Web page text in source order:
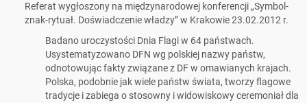
Referat wygłoszony na międzynarodowej konferencji „Symbol-
znak-rytuał. Doświadczenie władzy” w Krakowie 23.02.2012 r.
Badano uroczystości Dnia Flagi w 64 państwach.
Usystematyzowano DFN wg polskiej nazwy państw,
odnotowując fakty związane z DF w omawianych krajach.
Polska, podobnie jak wiele państw świata, tworzy flagowe
tradycje i zabiega o stosowny i widowiskowy ceremoniał dla